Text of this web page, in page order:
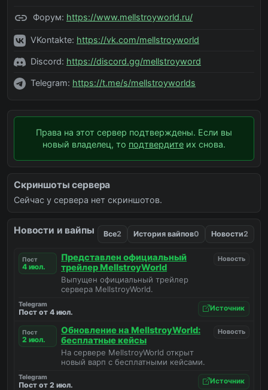
Форум: https://www.mellstroyworld.ru/
VKontakte: https://vk.com/mellstroyworld
Discord: https://discord.gg/mellstroyword
Telegram: https://t.me/s/mellstroyworlds
Права на этот сервер подтверждены. Если вы
новый владелец, то подтвердите их снова.
Скриншоты сервера
Сейчас у сервера нет скриншотов.
Новости и вайпы Все2 История вайпов0 Новости2
Пост
4 июл.
Новость
Представлен официальный
трейлер MellstroyWorld
Выпущен официальный трейлер
сервера MellstroyWorld.
Telegram
Пост от 4 июл. Источник
Пост
2 июл.
Новость
Обновление на MellstroyWorld:
бесплатные кейсы
На сервере MellstroyWorld открыт
новый варп с бесплатными кейсами.
Telegram
Пост от 2 июл. Источник